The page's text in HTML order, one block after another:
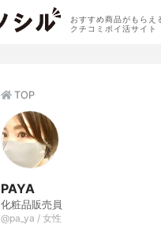
おすすめ商品がもらえ
クチコミポイ活サイト
TOP
PAYA
化粧品販売員
@pa_ya / 女性